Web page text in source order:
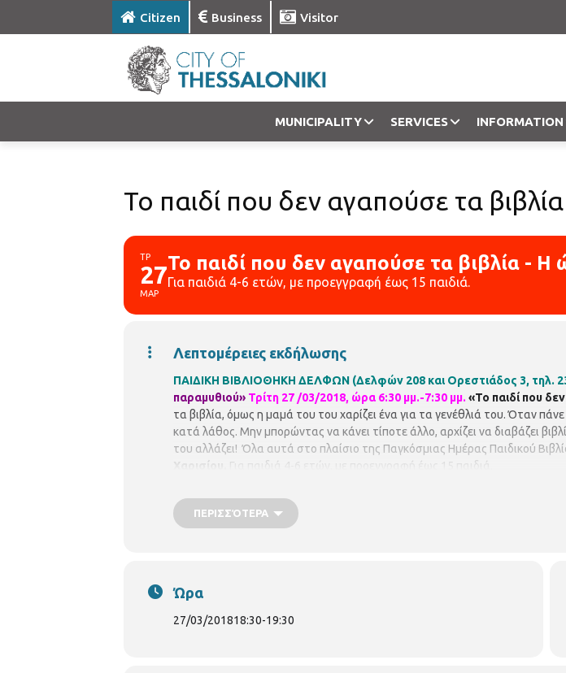
Citizen Business Visitor
MUNICIPALITY SERVICES INFORMATION
Το παιδί που δεν αγαπούσε τα
ΤΡ
27
ΜΑΡ
Το παιδί που δεν αγαπούσε τα βιβλία -
Για παιδιά 4-6 ετών, με προεγγραφή έως 15 παιδιά.
Λεπτομέρειες εκδήλωσης
ΠΑΙΔΙΚΗ ΒΙΒΛΙΟΘΗΚΗ ΔΕΛΦΩΝ (Δελφών 208 και Ορεστιάδος 3, τηλ.
παραμυθιού» Τρίτη 27 /03/2018, ώρα 6:30 μμ.-7:30 μμ. «Το παιδί που
τα βιβλία, όμως η μαμά του του χαρίζει ένα για τα γενέθλιά του. Όταν
κατά λάθος. Μην μπορώντας να κάνει τίποτε άλλο, αρχίζει να διαβάζει
του αλλάζει! Όλα αυτά στο πλαίσιο της Παγκόσμιας Ημέρας Παιδικού
Χαρισίου.
Για παιδιά 4-6 ετών, με προεγγραφή έως 15 παιδιά.
ΠΕΡΙΣΣΌΤΕΡΑ
Ώρα
27/03/201818:30-19:30